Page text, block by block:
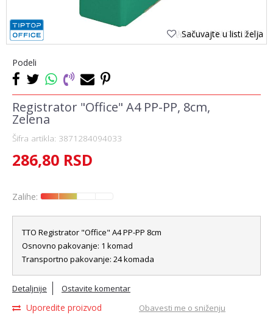
Sačuvajte u listi želja
Podeli
Registrator "Office" A4 PP-PP, 8cm,
Zelena
Šifra artikla: 3871284094033
286,80 RSD
Zalihe:
TTO Registrator "Office" A4 PP-PP 8cm
Osnovno pakovanje: 1 komad
Transportno pakovanje: 24 komada
Detaljnije Ostavite komentar
Uporedite proizvod Obavesti me o sniženju